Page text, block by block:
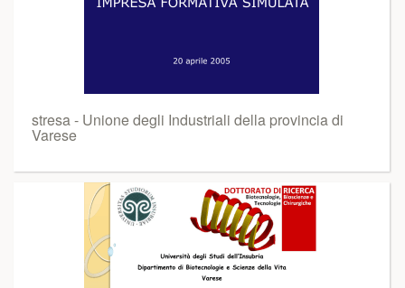
stresa - Unione degli Industriali della provincia di
Varese